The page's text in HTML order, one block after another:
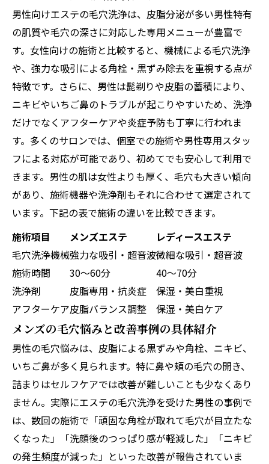
男性向けエステの毛穴洗浄は、皮脂分泌が多い男性特有
の肌質や毛穴の深さに対応した専用メニューが豊富で
す。女性向けの施術と比較すると、機械による毛穴洗浄
や、強力な吸引による角栓・黒ずみ除去を重視する点が
特徴です。さらに、男性は髭剃りや皮脂の蓄積により、
ニキビやいちご鼻のトラブルが起こりやすいため、洗浄
だけでなくアフターケアや炎症予防も丁寧に行われま
す。多くのサロンでは、個室での施術や男性専用スタッ
フによる対応が可能であり、初めてでも安心して利用で
きます。男性の肌は女性よりも厚く、毛穴も大きい傾向
があり、施術機器や洗浄剤もそれに合わせて選定されて
います。下記の表で施術の違いを比較できます。
施術項目
メンズエステ
レディースエステ
毛穴洗浄機械強力な吸引・超音波微細な吸引・超音波
施術時間
30～60分
40～70分
洗浄剤
皮脂専用・抗炎症
保湿・美白重視
アフターケア皮脂バランス調整 保湿・美白ケア
メンズの毛穴悩みと改善事例の具体紹介
男性の毛穴悩みは、皮脂による黒ずみや角栓、ニキビ、
いちご鼻が多く見られます。特に鼻や頬の毛穴の開き、
詰まりはセルフケアでは改善が難しいことも少なくあり
ません。実際にエステの毛穴洗浄を受けた男性の事例で
は、数回の施術で「頑固な角栓が取れて毛穴が目立たな
くなった」「洗顔後のつっぱり感が軽減した」「ニキビ
の発生頻度が減った」といった改善が報告されていま